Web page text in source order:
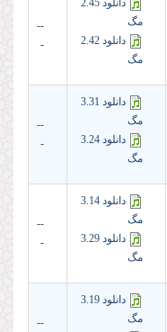
دانلود 2.45
مگ
دانلود 2.42
مگ
--
-
دانلود 3.31
مگ
دانلود 3.24
مگ
--
-
دانلود 3.14
مگ
دانلود 3.29
مگ
--
-
دانلود 3.19
مگ
--